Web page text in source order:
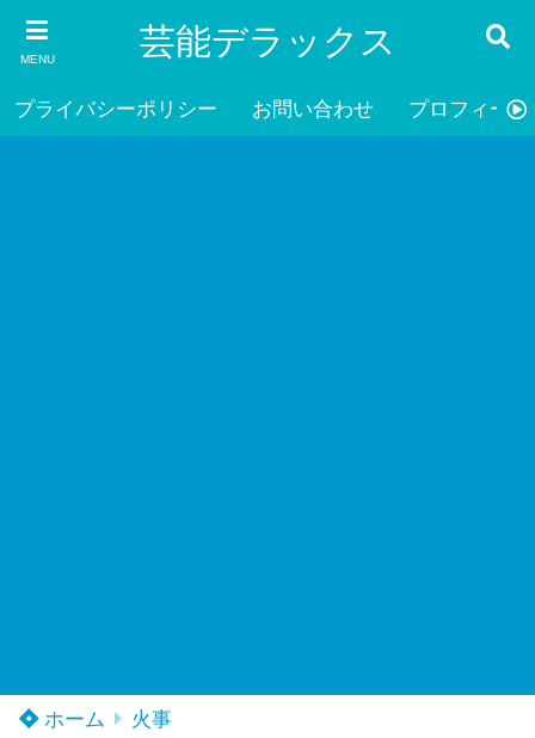
MENU 芸能デラックス
プライバシーポリシー お問い合わせ プロフィール
ホーム 火事